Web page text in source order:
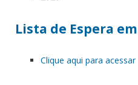
Lista de Espera
Clique aqui para acessar